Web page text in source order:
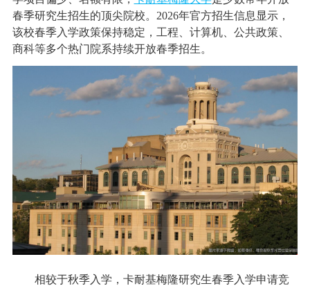
春季研究生招生的顶尖院校。2026年官方招生信息显示，
该校春季入学政策保持稳定，工程、计算机、公共政策、
商科等多个热门院系持续开放春季招生。
相较于秋季入学，卡耐基梅隆研究生春季入学申请竞